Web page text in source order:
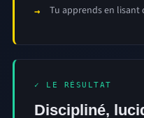
Tu apprends en lisant
✓ LE RÉSULTAT
Discipliné,